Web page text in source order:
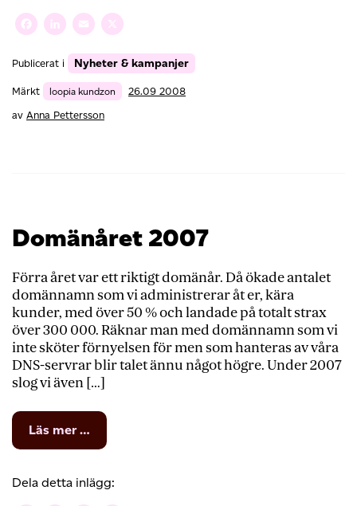
Sant
Facebook
LinkedIn
Email
Publicerat i Nyheter & kampanjer
Märkt loopia kundzon
26.09 2008
av Anna Pettersson
Domänåret 2007
Förra året var ett riktigt domänår. Då ökade antalet
domännamn som vi administrerar åt er, kära
kunder, med över 50 % och landade på totalt strax
över 300 000. Räknar man med domännamn som vi
inte sköter förnyelsen för men som hanteras av våra
DNS-servrar blir talet ännu något högre. Under 2007
slog vi även […]
Läs mer …
Domänåret
Dela detta inlägg: